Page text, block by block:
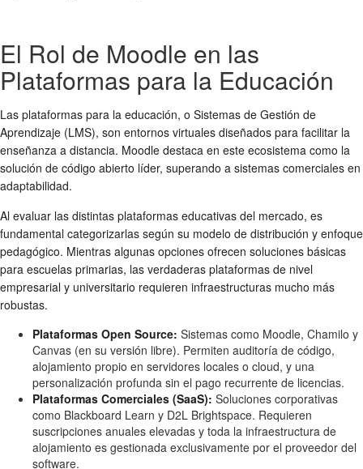
El Rol de Moodle en las
Plataformas para la Educación
Las plataformas para la educación, o Sistemas de Gestión de
Aprendizaje (LMS), son entornos virtuales diseñados para facilitar la
enseñanza a distancia. Moodle destaca en este ecosistema como la
solución de código abierto líder, superando a sistemas comerciales en
adaptabilidad.
Al evaluar las distintas plataformas educativas del mercado, es
fundamental categorizarlas según su modelo de distribución y enfoque
pedagógico. Mientras algunas opciones ofrecen soluciones básicas
para escuelas primarias, las verdaderas plataformas de nivel
empresarial y universitario requieren infraestructuras mucho más
robustas.
Plataformas Open Source: Sistemas como Moodle, Chamilo y
Canvas (en su versión libre). Permiten auditoría de código,
alojamiento propio en servidores locales o cloud, y una
personalización profunda sin el pago recurrente de licencias.
Plataformas Comerciales (SaaS): Soluciones corporativas
como Blackboard Learn y D2L Brightspace. Requieren
suscripciones anuales elevadas y toda la infraestructura de
alojamiento es gestionada exclusivamente por el proveedor del
software.